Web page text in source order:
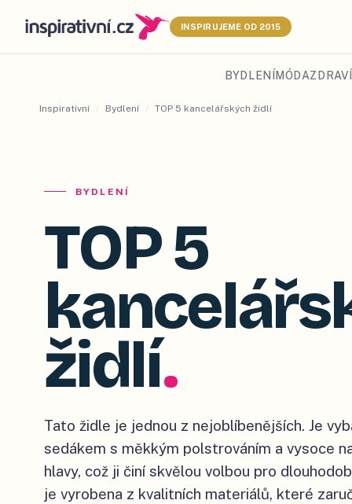
INSPIRUJEME OD 2015
BYDLENÍ MÓDA
Inspirativní / Bydlení / TOP 5 kancelářských židlí
BYDLENÍ
TOP 5
židlí.
Tato židle je jednou z nejoblíbenějších. Je
sedákem s měkkým polstrováním a vysoce
hlavy, což ji činí skvělou volbou pro
je vyrobena z kvalitních materiálů, které